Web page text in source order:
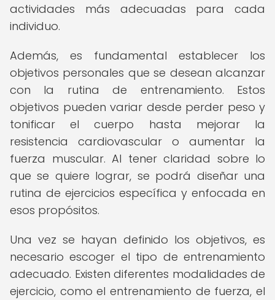
actividades más adecuadas para cada
individuo.
Además, es fundamental establecer los
objetivos personales que se desean alcanzar
con la rutina de entrenamiento. Estos
objetivos pueden variar desde perder peso y
tonificar el cuerpo hasta mejorar la
resistencia cardiovascular o aumentar la
fuerza muscular. Al tener claridad sobre lo
que se quiere lograr, se podrá diseñar una
rutina de ejercicios específica y enfocada en
esos propósitos.
Una vez se hayan definido los objetivos, es
necesario escoger el tipo de entrenamiento
adecuado. Existen diferentes modalidades de
ejercicio, como el entrenamiento de fuerza, el